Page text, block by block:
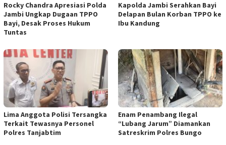
Rocky Chandra Apresiasi Polda
Jambi Ungkap Dugaan TPPO
Bayi, Desak Proses Hukum
Tuntas
Kapolda Jambi Serahkan Bayi
Delapan Bulan Korban TPPO ke
Ibu Kandung
Lima Anggota Polisi Tersangka
Terkait Tewasnya Personel
Polres Tanjabtim
Enam Penambang Ilegal
“Lubang Jarum” Diamankan
Satreskrim Polres Bungo